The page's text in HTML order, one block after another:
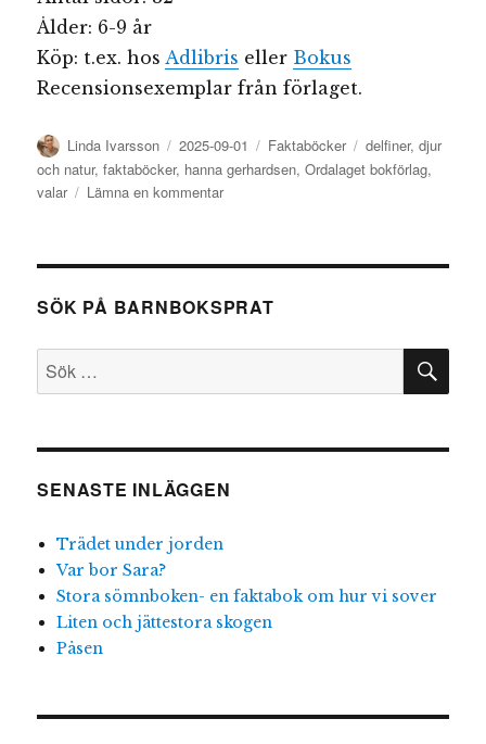
Ålder: 6-9 år
Köp: t.ex. hos Adlibris eller Bokus
Recensionsexemplar från förlaget.
Författare
Linda Ivarsson
Publicerat
den
2025-09-01 Kategorier
Faktaböcker Etiketter
delfiner,djur
och natur,faktaböcker, hanna gerhardsen,Ordalaget bokförlag,
valar
Lämna en kommentartill
valar
delfiner
SÖK PÅ BARNBOKSPRAT
SENASTE INLÄGGEN
Trädet under jorden
Var bor Sara?
Stora sömnboken- en faktabok om hur vi sover
Liten och jättestora skogen
Påsen